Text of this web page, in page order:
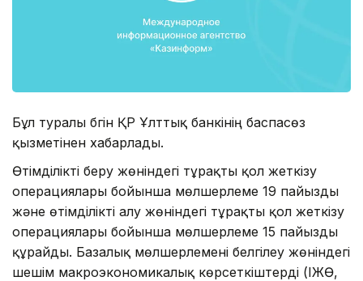
Бұл туралы бүгін ҚР Ұлттық банкінің баспасөз
қызметінен хабарлады.
Өтімділікті беру жөніндегі тұрақты қол жеткізу
операциялары бойынша мөлшерлеме 19 пайызды
және өтімділікті алу жөніндегі тұрақты қол жеткізу
операциялары бойынша мөлшерлеме 15 пайызды
құрайды. Базалық мөлшерлемені белгілеу жөніндегі
шешім макроэкономикалық көрсеткіштерді (ІЖӨ,